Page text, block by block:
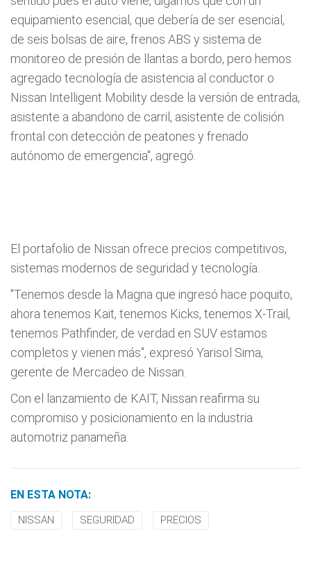
equipamiento esencial, que debería de ser esencial,
de seis bolsas de aire, frenos ABS y sistema de
monitoreo de presión de llantas a bordo, pero hemos
agregado tecnología de asistencia al conductor o
Nissan Intelligent Mobility desde la versión de entrada,
asistente a abandono de carril, asistente de colisión
frontal con detección de peatones y frenado
autónomo de emergencia", agregó.
El portafolio de Nissan ofrece precios competitivos,
sistemas modernos de seguridad y tecnología.
"Tenemos desde la Magna que ingresó hace poquito,
ahora tenemos Kait, tenemos Kicks, tenemos X-Trail,
tenemos Pathfinder, de verdad en SUV estamos
completos y vienen más", expresó Yarisol Sima,
gerente de Mercadeo de Nissan.
Con el lanzamiento de KAIT, Nissan reafirma su
compromiso y posicionamiento en la industria
automotriz panameña.
EN ESTA NOTA:
NISSAN SEGURIDAD PRECIOS